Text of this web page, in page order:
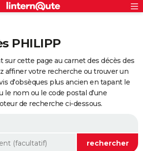
PHILIPP
cette page au carnet des décès des
affiner votre recherche ou trouver un
d'obsèques plus ancien en tapant le
le nom ou le code postal d'une
de recherche ci-dessous.